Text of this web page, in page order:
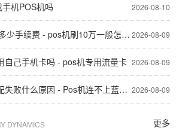
2026-08-10
机POS机吗
2026-08-09
手续费 - pos机刷10万一般怎么还
2026-08-09
自己手机卡吗 - pos机专用流量卡
2026-08-09
什么原因 - Pos机连不上蓝牙怎么回事
更多
DYNAMICS